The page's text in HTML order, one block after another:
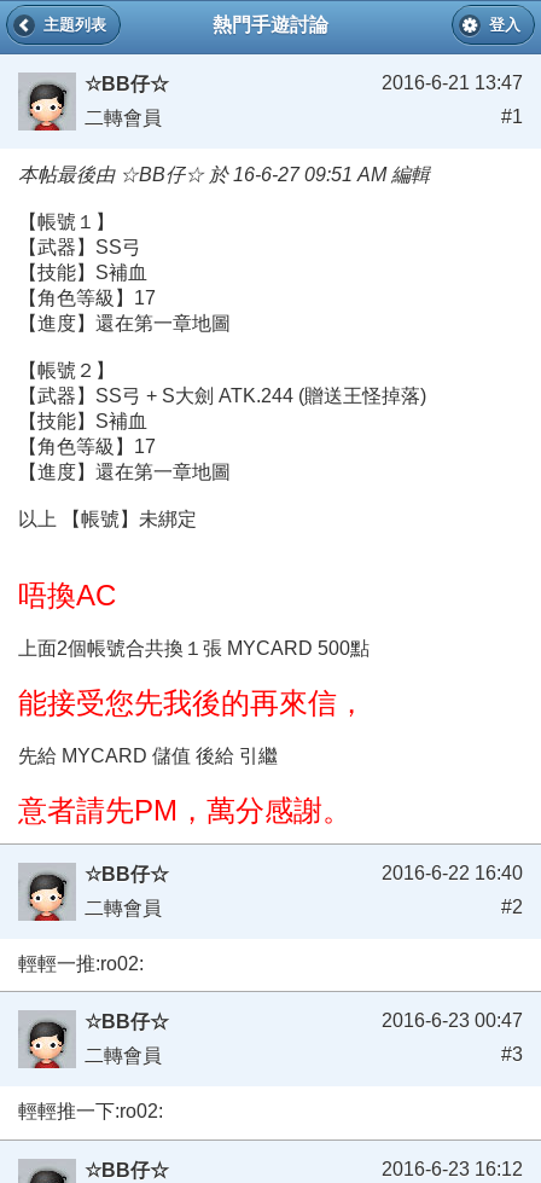
熱門手遊討論
主題列表 登入
☆BB仔☆
二轉會員
2016-6-21 13:47
#1
本帖最後由 ☆BB仔☆ 於 16-6-27 09:51 AM 編輯
【帳號１】
【武器】SS弓
【技能】S補血
【角色等級】17
【進度】還在第一章地圖
【帳號２】
【武器】SS弓 + S大劍 ATK.244 (贈送王怪掉落)
【技能】S補血
【角色等級】17
【進度】還在第一章地圖
以上 【帳號】未綁定
唔換AC
上面2個帳號合共換１張 MYCARD 500點
能接受您先我後的再來信，
先給 MYCARD 儲值 後給 引繼
意者請先PM，萬分感謝。
☆BB仔☆
二轉會員
2016-6-22 16:40
#2
輕輕一推:ro02:
☆BB仔☆
二轉會員
2016-6-23 00:47
#3
輕輕推一下:ro02:
☆BB仔☆
2016-6-23 16:12